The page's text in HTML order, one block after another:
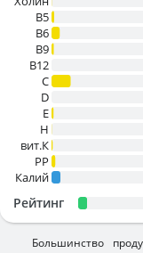
B5
B6
B9
B12
C
D
E
H
вит.К
PP
Калий
Рейтинг
Большинство